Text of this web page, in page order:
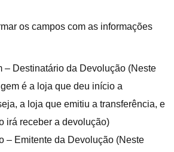
os campos com as informações
– Destinatário da Devolução (Neste
é a loja que deu início a
a loja que emitiu a transferência, e
irá receber a devolução)
– Emitente da Devolução (Neste